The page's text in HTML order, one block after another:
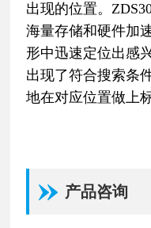
出现的位置。
海量存储和硬件加
形中迅速定位出感
出现了符合搜索条
地在对应位置做上
产品咨询